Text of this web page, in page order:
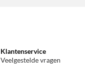
Klantenservice
Veelgestelde vragen